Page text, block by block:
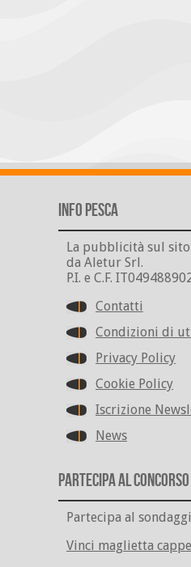
Info Pesca
La pubblicità sul sito
da Aletur Srl.
P.I. e C.F.
Contatti
Condizioni di
Privacy Policy
Cookie Policy
Iscrizione
News
Partecipa al Concorso
Partecipa al
Vinci maglietta